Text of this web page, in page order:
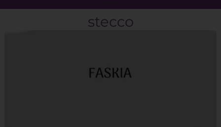
stecco